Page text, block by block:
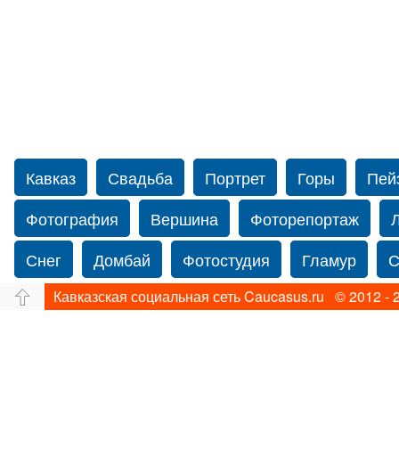
Кавказ Свадьба Портрет Горы
Фотография
Вершина Фоторепортаж
Снег
Домбай Фотостудия Гламур
Путешествие
Перевал Ущелье
Кавказская социальная сеть Caucasus.ru © 2012 -